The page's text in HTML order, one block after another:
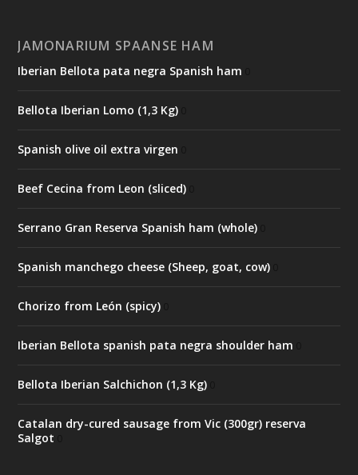
JAMONARIUM SPAANSE HAM
Iberian Bellota pata negra Spanish ham
Bellota Iberian Lomo (1,3 Kg)
Spanish olive oil extra virgen
Beef Cecina from Leon (sliced)
Serrano Gran Reserva Spanish ham (whole)
Spanish manchego cheese (Sheep, goat, cow)
Chorizo from León (spicy)
Iberian Bellota spanish pata negra shoulder ham
Bellota Iberian Salchichon (1,3 Kg)
Catalan dry-cured sausage from Vic (300gr) reserva
Salgot